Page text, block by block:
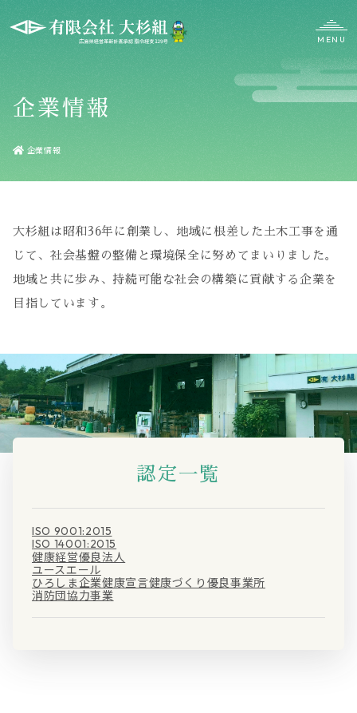
MENU
企業情報
企業情報
大杉組は昭和36年に創業し、地域に根差した土木工事を通
じて、 社会基盤の整備と環境保全に努めてまいりました。
地域と共に歩み、持続可能な社会の構築に貢献する企業を
目指しています。
認定一覧
ISO 9001:2015
ISO 14001:2015
健康経営優良法人
ユースエール
ひろしま企業健康宣言健康づくり優良事業所
消防団協力事業